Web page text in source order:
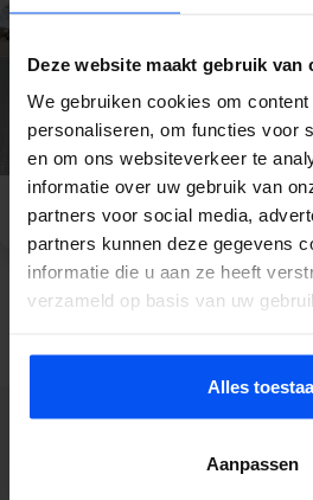
Deze website maakt gebruik van
We gebruiken cookies om
personaliseren, om functies voor
en om ons websiteverkeer te
informatie over uw gebruik van
partners voor social media,
partners kunnen deze gegevens
informatie die u aan ze heeft
verzameld op basis van uw
Alles
Aanpassen
E-Chopper Apeldoorn